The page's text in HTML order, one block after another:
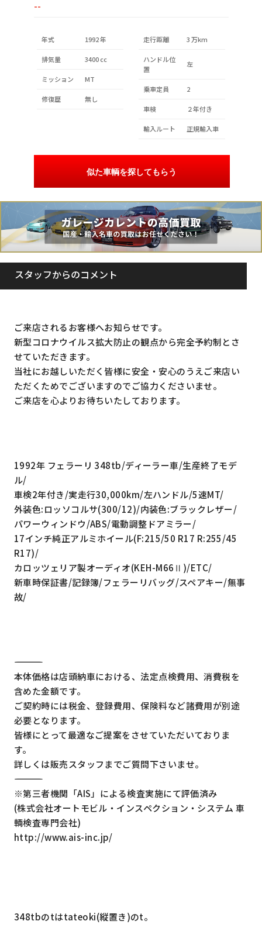
--
年式 1992 年
排気量 3400 cc
ミッション MT
修復歴 無し
走行距離 3 万km
ハンドル位
置
左
乗車定員 2
車検 ２年付き
輸入ルート 正規輸入車
似た車輌を探してもらう
スタッフからのコメント
ご来店されるお客様へお知らせです。
新型コロナウイルス拡大防止の観点から完全予約制とさ
せていただきます。
当社にお越しいただく皆様に安全・安心のうえご来店い
ただくためでございますのでご協力くださいませ。
ご来店を心よりお待ちいたしております。
1992年 フェラーリ 348tb/ディーラー車/生産終了モデ
ル/
車検2年付き/実走行30,000km/左ハンドル/5速MT/
外装色:ロッソコルサ(300/12)/内装色:ブラックレザー/
パワーウィンドウ/ABS/電動調整ドアミラー/
17インチ純正アルミホイール(F:215/50 R17 R:255/45
R17)/
カロッツェリア製オーディオ(KEH-M66Ⅱ)/ETC/
新車時保証書/記録簿/フェラーリバッグ/スペアキー/無事
故/
―――――――――――――――――――――――――――――――――
本体価格は店頭納車における、法定点検費用、消費税を
含めた金額です。
ご契約時には税金、登録費用、保険料など諸費用が別途
必要となります。
皆様にとって最適なご提案をさせていただいておりま
す。
詳しくは販売スタッフまでご質問下さいませ。
―――――――――――――――――――――――――――――――――
※第三者機関「AIS」による検査実施にて評価済み
(株式会社オートモビル・インスペクション・システム 車
輌検査専門会社)
http://www.ais-inc.jp/
348tbのtはtateoki(縦置き)のt。